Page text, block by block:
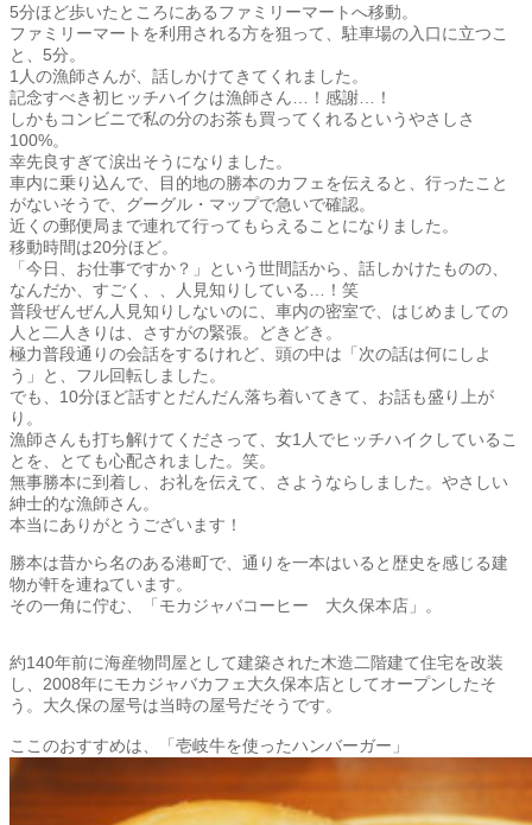
5分ほど歩いたところにあるファミリーマートへ移動。
ファミリーマートを利用される方を狙って、駐車場の入口に立つこ
と、5分。
1人の漁師さんが、話しかけてきてくれました。
記念すべき初ヒッチハイクは漁師さん…！感謝…！
しかもコンビニで私の分のお茶も買ってくれるというやさしさ
100%。
幸先良すぎて涙出そうになりました。
車内に乗り込んで、目的地の勝本のカフェを伝えると、行ったこと
がないそうで、グーグル・マップで急いで確認。
近くの郵便局まで連れて行ってもらえることになりました。
移動時間は20分ほど。
「今日、お仕事ですか？」という世間話から、話しかけたものの、
なんだか、すごく、、人見知りしている…！笑
普段ぜんぜん人見知りしないのに、車内の密室で、はじめましての
人と二人きりは、さすがの緊張。どきどき。
極力普段通りの会話をするけれど、頭の中は「次の話は何にしよ
う」と、フル回転しました。
でも、10分ほど話すとだんだん落ち着いてきて、お話も盛り上が
り。
漁師さんも打ち解けてくださって、女1人でヒッチハイクしているこ
とを、とても心配されました。笑。
無事勝本に到着し、お礼を伝えて、さようならしました。やさしい
紳士的な漁師さん。
本当にありがとうございます！
勝本は昔から名のある港町で、通りを一本はいると歴史を感じる建
物が軒を連ねています。
その一角に佇む、「モカジャバコーヒー 大久保本店」。
約140年前に海産物問屋として建築された木造二階建て住宅を改装
し、2008年にモカジャバカフェ大久保本店としてオープンしたそ
う。大久保の屋号は当時の屋号だそうです。
ここのおすすめは、「壱岐牛を使ったハンバーガー」